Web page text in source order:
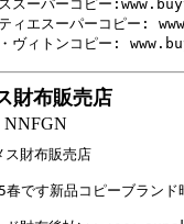
スーパーコピー
ティエスーパーコピー:
・ヴィトンコピー:
財布販売店
ス財布販売店
です新品コピーブランド